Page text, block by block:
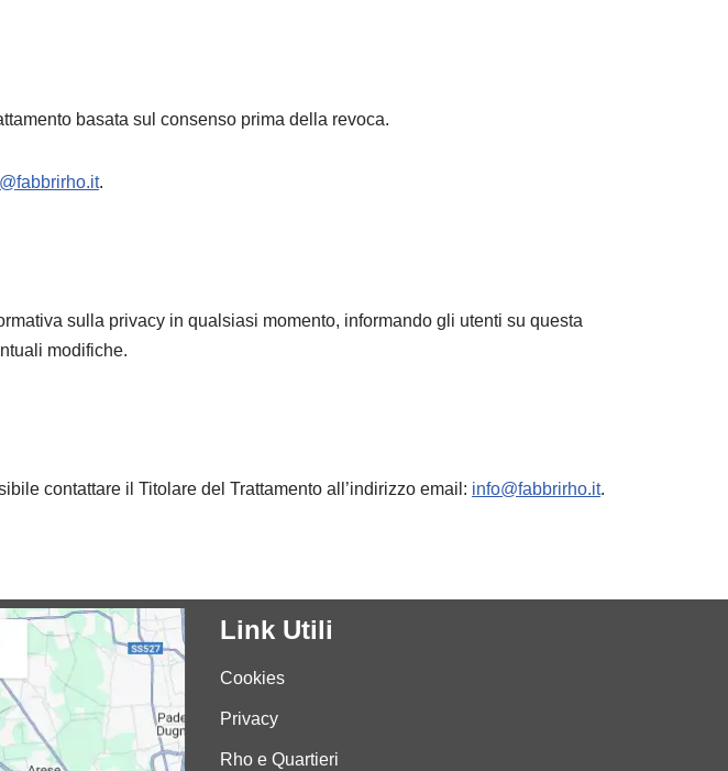
basata sul consenso prima della revoca.
.
sulla privacy in qualsiasi momento, informando gli utenti su questa
modifiche.
contattare il Titolare del Trattamento all’indirizzo email: info@fabbrirho.it.
Link Utili
Cookies
Privacy
Rho e Quartieri